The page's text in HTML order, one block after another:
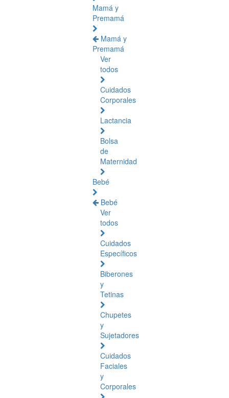
Mamá y
Premamá
Mamá y
Premamá
Ver
todos
Cuidados
Corporales
Lactancia
Bolsa
de
Maternidad
Bebé
Bebé
Ver
todos
Cuidados
Específicos
Biberones
y
Tetinas
Chupetes
y
Sujetadores
Cuidados
Faciales
y
Corporales